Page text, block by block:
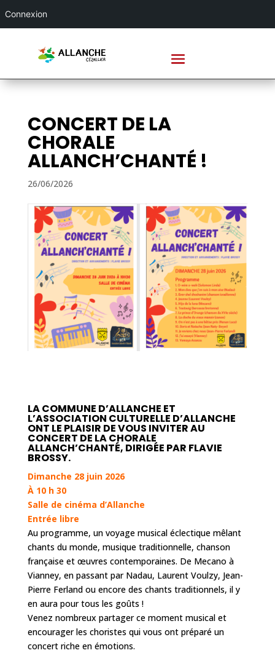
CONCERT DE LA
CHORALE
ALLANCH’CHANTÉ !
26/06/2026
LA COMMUNE D’ALLANCHE ET
L’ASSOCIATION CULTURELLE D’ALLANCHE
ONT LE PLAISIR DE VOUS INVITER AU
CONCERT DE LA CHORALE
ALLANCH’CHANTÉ, DIRIGÉE PAR FLAVIE
BROSSY.
Dimanche 28 juin 2026
À 10 h 30
Salle de cinéma d’Allanche
Entrée libre
Au programme, un voyage musical éclectique mêlant
chants du monde, musique traditionnelle, chanson
française et œuvres contemporaines. De Mecano à
Vianney, en passant par Nadau, Laurent Voulzy, Jean-
Pierre Ferland ou encore des chants traditionnels, il y
en aura pour tous les goûts !
Venez nombreux partager ce moment musical et
encourager les choristes qui vous ont préparé un
concert riche en émotions.
Connexion